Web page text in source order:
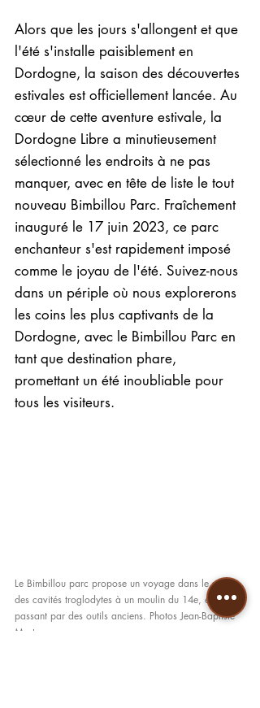
Alors que les jours s'allongent et que
l'été s'installe paisiblement en
Dordogne, la saison des découvertes
estivales est officiellement lancée. Au
cœur de cette aventure estivale, la
Dordogne Libre a minutieusement
sélectionné les endroits à ne pas
manquer, avec en tête de liste le tout
nouveau Bimbillou Parc. Fraîchement
inauguré le 17 juin 2023, ce parc
enchanteur s'est rapidement imposé
comme le joyau de l'été. Suivez-nous
dans un périple où nous explorerons
les coins les plus captivants de la
Dordogne, avec le Bimbillou Parc en
tant que destination phare,
promettant un été inoubliable pour
tous les visiteurs.
Le Bimbillou parc propose un voyage dans le passé,
des cavités troglodytes à un moulin du 14e, en
passant par des outils anciens. Photos Jean-Baptiste
Marty